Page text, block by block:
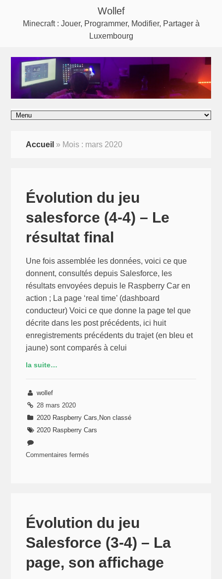
Wollef
Minecraft : Jouer, Programmer, Modifier, Partager à
Luxembourg
Accueil » Mois : mars 2020
Évolution du jeu
salesforce (4-4) – Le
résultat final
Une fois assemblée les données, voici ce que
donnent, consultés depuis Salesforce, les
résultats envoyées depuis le Raspberry Car en
action ; La page ‘real time’ (dashboard
conducteur) Voici ce que donne la page tel que
décrite dans les post précédents, ici huit
enregistrements précédents du trajet (en bleu et
jaune) sont comparés à celui
la suite…
wollef
28 mars 2020
2020 Raspberry Cars Non classé
2020 Raspberry Cars
Commentaires fermés
salesforce
(4-
4)
Le
Évolution du jeu
Salesforce (3-4) – La
page, son affichage